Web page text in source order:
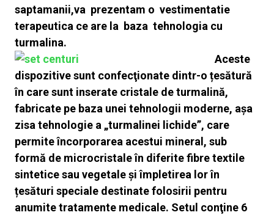
saptamanii,va prezentam o vestimentatie
terapeutica ce are la baza tehnologia cu
turmalina.
Aceste
dispozitive sunt confecţionate dintr-o țesătură
în care sunt inserate cristale de turmalină,
fabricate pe baza unei tehnologii moderne, așa
zisa tehnologie a „turmalinei lichide”, care
permite încorporarea acestui mineral, sub
formă de microcristale în diferite fibre textile
sintetice sau vegetale și împletirea lor în
țesături speciale destinate folosirii pentru
anumite tratamente medicale. Setul conţine 6